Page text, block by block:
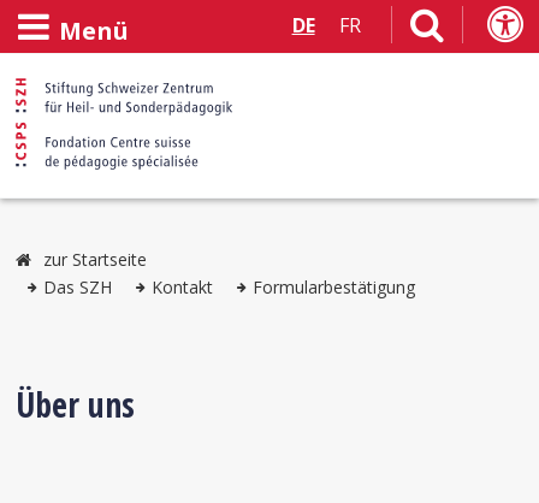
Menü DE FR
zur Startseite
Das SZH
Kontakt Formularbestätigung
Über uns